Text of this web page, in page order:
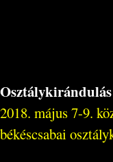
2018. május 7-9.
békéscsabai